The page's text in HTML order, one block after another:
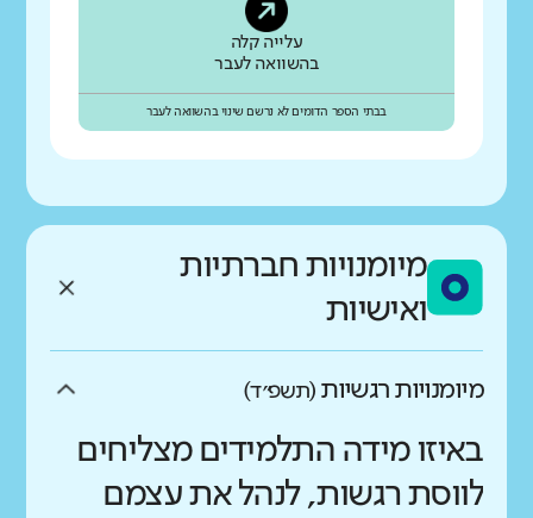
עלייה קלה
בהשוואה לעבר
בבתי הספר הדומים לא נרשם שינוי בהשוואה לעבר
מיומנויות חברתיות
ואישיות
מיומנויות רגשיות (תשפ״ד)
באיזו מידה התלמידים מצליחים
לווסת רגשות, לנהל את עצמם